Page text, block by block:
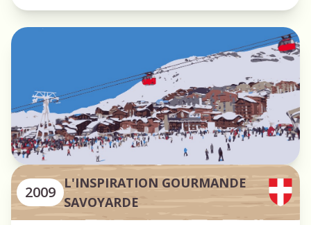
2009 L'INSPIRATION GOURMANDE
SAVOYARDE